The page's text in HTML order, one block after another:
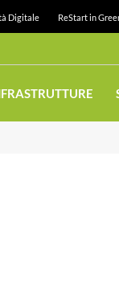
Digitale ReStart in